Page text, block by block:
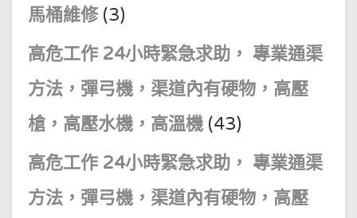
馬桶維修(3)
高危工作 24小時緊急求助， 專業通渠
方法，彈弓機，渠道內有硬物，高壓
槍，高壓水機，高溫機 (43)
高危工作 24小時緊急求助， 專業通渠
方法，彈弓機，渠道內有硬物，高壓